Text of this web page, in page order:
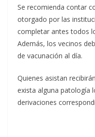
Se recomienda contar
otorgado por las
completar antes todos
Además, los vecinos
de vacunación al día.
Quienes asistan
exista alguna patología
derivaciones